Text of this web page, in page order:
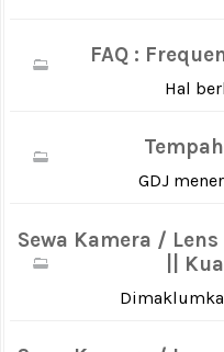
FAQ :
Hal
GDJ
Sewa Kamera /
||